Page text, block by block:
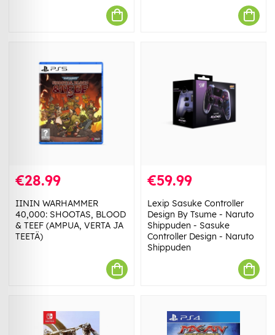
€28.99
IININ WARHAMMER
40,000: SHOOTAS, BLOOD
& TEEF (AMPUA, VERTA JA
TEETÄ)
€59.99
Lexip Sasuke Controller
Design By Tsume - Naruto
Shippuden - Sasuke
Controller Design - Naruto
Shippuden